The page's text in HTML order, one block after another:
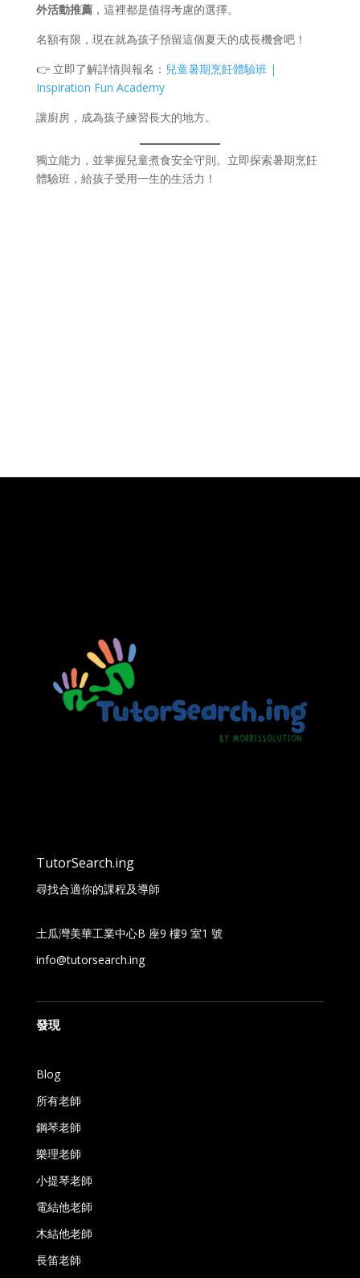
外活動推薦，這裡都是值得考慮的選擇。
名額有限，現在就為孩子預留這個夏天的成長機會吧！
👉 立即了解詳情與報名： 兒童暑期烹飪體驗班 |
Inspiration Fun Academy
讓廚房，成為孩子練習長大的地方。
獨立能力，並掌握兒童煮食安全守則。立即探索暑期烹飪
體驗班，給孩子受用一生的生活力！
TutorSearch.ing
尋找合適你的課程及導師
土瓜灣美華工業中心B 座9 樓9 室1 號
info@tutorsearch.ing
發現
Blog
所有老師
鋼琴老師
樂理老師
小提琴老師
電結他老師
木結他老師
長笛老師